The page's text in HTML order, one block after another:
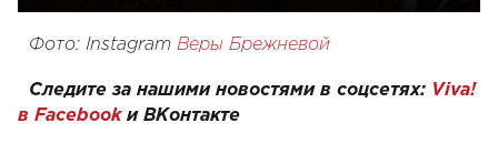
Фото: Instagram Веры Брежневой
Следите за нашими новостями в соцсетях: Viva!
в Facebookи ВКонтакте